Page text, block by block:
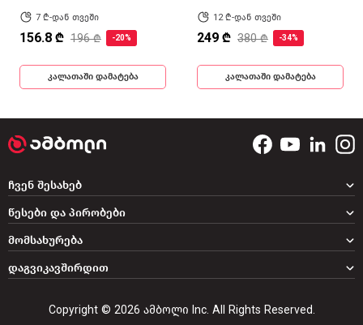
7 ₾-დან თვეში
156.8 ₾ 196 ₾ -20%
კალათაში დამატება
12 ₾-დან თვეში
249 ₾ 380 ₾ -34%
კალათაში დამატება
დაგვიკავშირდით
ჩვენ შესახებ
წესები და პირობები
მომსახურება
Copyright © 2026 ამბოლი Inc. All Rights Reserved.